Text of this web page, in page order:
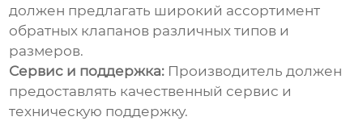
должен предлагать широкий ассортимент
обратных клапанов различных типов и
размеров.
Сервис и поддержка: Производитель должен
предоставлять качественный сервис и
техническую поддержку.